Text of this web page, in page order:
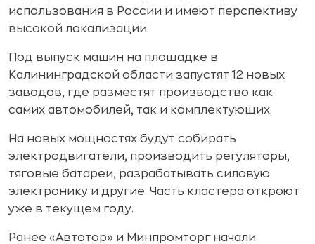
использования в России и имеют перспективу
высокой локализации.
Под выпуск машин на площадке в
Калининградской области запустят 12 новых
заводов, где разместят производство как
самих автомобилей, так и комплектующих.
На новых мощностях будут собирать
электродвигатели, производить регуляторы,
тяговые батареи, разрабатывать силовую
электронику и другие. Часть кластера откроют
уже в текущем году.
Ранее «Автотор» и Минпромторг начали